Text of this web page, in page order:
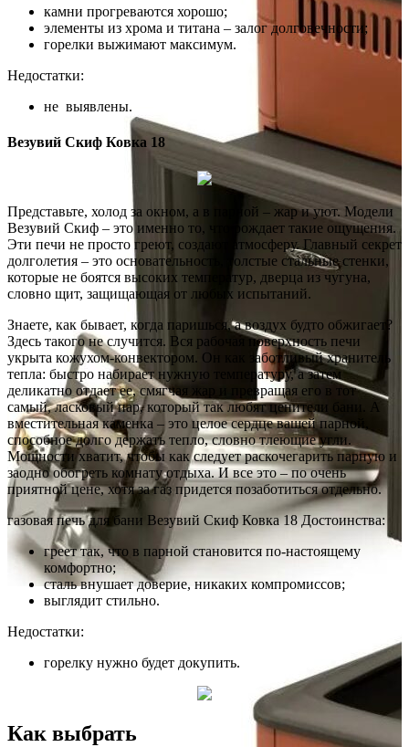
камни прогреваются хорошо;
элементы из хрома и титана – залог долговечности;
горелки выжимают максимум.
Недостатки:
не выявлены.
Везувий Скиф Ковка 18
Представьте, холод за окном, а в парной – жар и уют. Модели
Везувий Скиф – это именно то, что рождает такие ощущения.
Эти печи не просто греют, создают атмосферу. Главный секрет
долголетия – это основательность, толстые стальные стенки,
которые не боятся высоких температур, дверца из чугуна,
словно щит, защищающая от любых испытаний.
Знаете, как бывает, когда паришься, а воздух будто обжигает?
Здесь такого не случится. Вся рабочая поверхность печи
укрыта кожухом-конвектором. Он как заботливый хранитель
тепла: быстро набирает нужную температуру, а затем
деликатно отдает ее, смягчая жар и превращая его в тот
самый, ласковый пар, который так любят ценители бани. А
вместительная каменка – это целое сердце вашей парной,
способное долго держать тепло, словно тлеющие угли.
Мощности хватит, чтобы как следует раскочегарить парную и
заодно обогреть комнату отдыха. И все это – по очень
приятной цене, хотя за газ придется позаботиться отдельно.
газовая печь для бани Везувий Скиф Ковка 18 Достоинства:
греет так, что в парной становится по-настоящему
комфортно;
сталь внушает доверие, никаких компромиссов;
выглядит стильно.
Недостатки:
горелку нужно будет докупить.
Как выбрать